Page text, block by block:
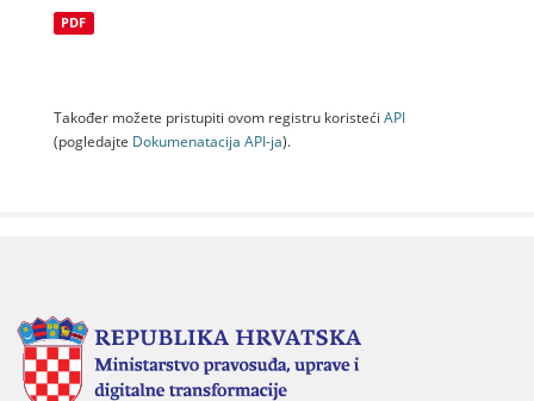
PDF
Također možete pristupiti ovom registru koristeći API
(pogledajte Dokumenаtаcijа API-jа).